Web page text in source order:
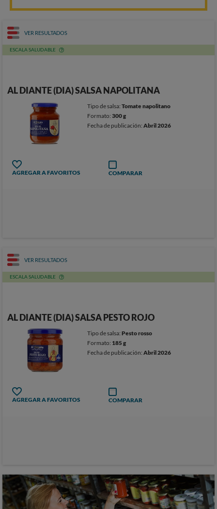
VER RESULTADOS
ESCALA SALUDABLE
AL DIANTE (DIA) SALSA NAPOLITANA
Tipo de salsa:Tomate napolitano
Formato:300 g
Fecha de publicación:Abril 2026
AGREGAR A FAVORITOS COMPARAR
VER RESULTADOS
ESCALA SALUDABLE
AL DIANTE (DIA) SALSA PESTO ROJO
Tipo de salsa:Pesto rosso
Formato: 185 g
Fecha de publicación:Abril 2026
AGREGAR A FAVORITOS COMPARAR